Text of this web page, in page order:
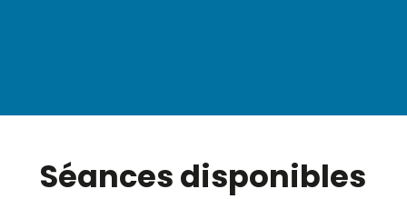
Séances disponibles